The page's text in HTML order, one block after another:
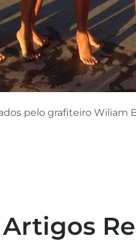
pelo grafiteiro Wiliam
Artigos